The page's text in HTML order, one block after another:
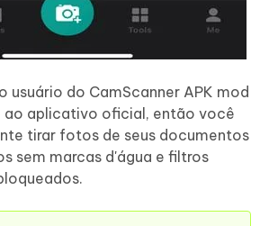
usuário do CamScanner APK mod
ao aplicativo oficial, então você
tirar fotos de seus documentos
sem marcas d'água e filtros